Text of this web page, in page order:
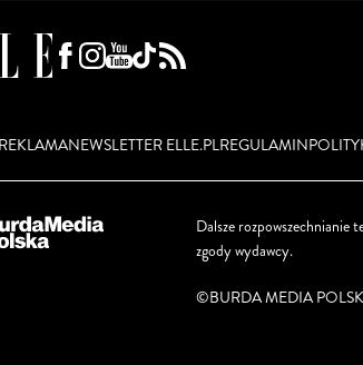
REKLAMANEWSLETTER ELLE.PLREGULAMIN
Dalsze rozpowszechnianie
zgody wydawcy.
©BURDA MEDIA